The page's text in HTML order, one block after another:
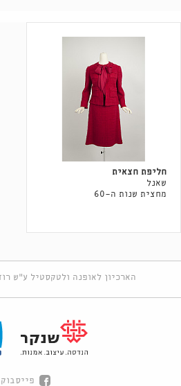
חליפת חצאית
שאנל
מחצית שנות ה-60
הארכיון לאופנה ולטקסטיל ע"ש
פייסבוק